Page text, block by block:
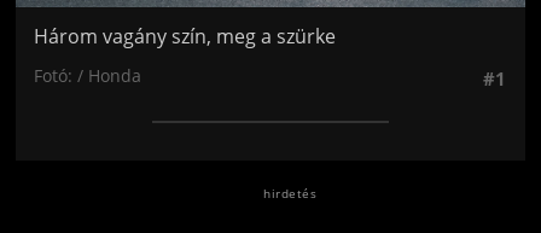
Három vagány szín, meg a szürke
Fotó: / Honda #1